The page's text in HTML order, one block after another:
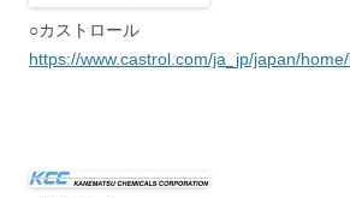
○カストロール
https://www.castrol.com/ja_jp/japan/